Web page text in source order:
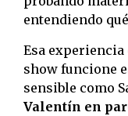
entendiendo
Esa experiencia
show funcione
sensible como
Valentín en